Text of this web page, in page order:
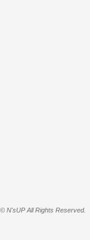
© N'sUP All Rights Reserved.